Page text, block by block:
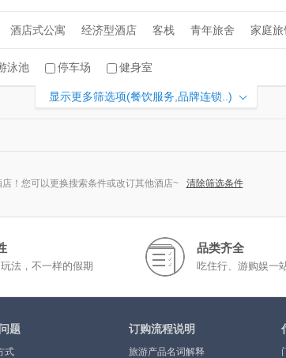
酒店式公寓 经济型酒店 客栈 青年旅舍 家庭旅
泳池 停车场 健身室
显示更多筛选项(餐饮服务,品牌连锁..)
！您可以更换搜索条件或改订其他酒店~ 清除筛选条件
法，不一样的假期
品类齐全
吃住行、游购娱一
题
式
订购流程说明
旅游产品名词解释